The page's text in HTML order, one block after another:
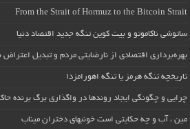
From the Strait of Hormuz to the Bitcoin Strait
ساتوشی ناکاموتو و بیت کوین تنگه جدید اقتصاد دنیا
بهره‌برداری اقتصادی از نارضایتی مردم و تبدیل
تاریخچه تنگه هرمز یا تنگه اهورامزدا
چرایی و چگونگی ایجاد روندها در واگذاری برگ برنده
مین ، آب و چه حکایتی است خونبهای دختران میناب